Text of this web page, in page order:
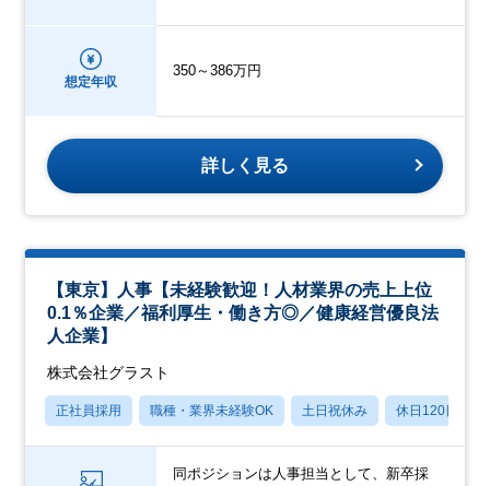
想定年収
350～386万円
詳しく見る
【東京】人事【未経験歓迎！人材業界の売上上位
0.1％企業／福利厚生・働き方◎／健康経営優良法
人企業】
株式会社グラスト
正社員採用 職種・業界未経験OK 土日祝休み 休日120日以上
同ポジションは人事担当として、新卒採